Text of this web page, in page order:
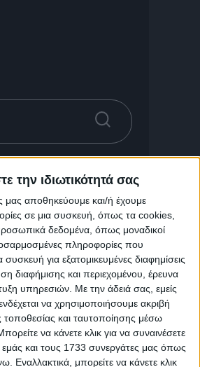
την ιδιωτικότητά σας
μας αποθηκεύουμε και/ή έχουμε
σε μια συσκευή, όπως τα cookies,
δεδομένα, όπως μοναδικοί
πληροφορίες που
για εξατομικευμένες διαφημίσεις
διαφήμισης και περιεχομένου, έρευνα
υπηρεσιών. Με την άδειά σας, εμείς
να χρησιμοποιήσουμε ακριβή
τοποθεσίας και ταυτοποίησης μέσω
να κάνετε κλικ για να συναινέσετε
και τους 1733 συνεργάτες μας όπως
Εναλλακτικά, μπορείτε να κάνετε κλικ
ένα ταξίδι
απομακρύνεσαι για πάντα από
παίρνεις ούτε καν τα απαραίτητα
και να απομακρύνεσαι βλέποντας
της ΚΡΗΤΗ TV ‘‘Μικρά
προσφυγιάς ’’ ταξιδεύει στην
στοίχειωσε την ελληνική
όλα αυτά τα γεγονότα που